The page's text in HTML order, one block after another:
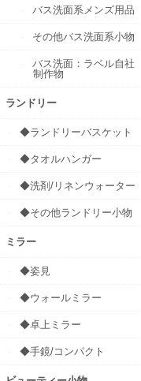
バス洗面系メンズ用品
その他バス洗面系小物
バス洗面：ラベル自社
制作物
ランドリー
◆ランドリーバスケット
◆タオルハンガー
◆洗剤/リネンウォーター
◆その他ランドリー小物
ミラー
◆姿見
◆ウォールミラー
◆卓上ミラー
◆手鏡/コンパクト